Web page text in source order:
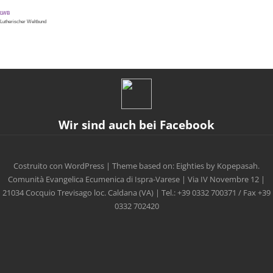
LWB
Lutherischer Weltbund
Wir sind auch bei Facebook
Costruito con WordPress | Theme based on: Eighties by Kopepasah.
Comunità Evangelica Ecumenica di Ispra-Varese | Via IV Novembre 12 |
21034 Cocquio Trevisago loc. Caldana (VA) | Tel.: +39 0332 700371 / Fax +39
0332 702420